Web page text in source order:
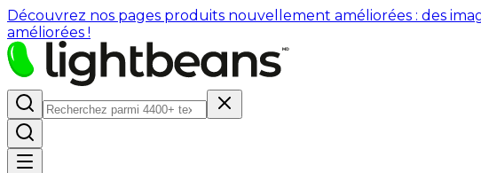
Découvrez nos pages produits nouvellement améliorées : des
améliorées !